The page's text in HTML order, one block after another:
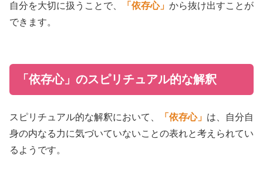
自分を大切に扱うことで、 「依存心」 から抜け出すことが
できます。
「依存心」のスピリチュアル的な解釈
スピリチュアル的な解釈において、 「依存心」 は、自分自
身の内なる力に気づいていないことの表れと考えられてい
るようです。